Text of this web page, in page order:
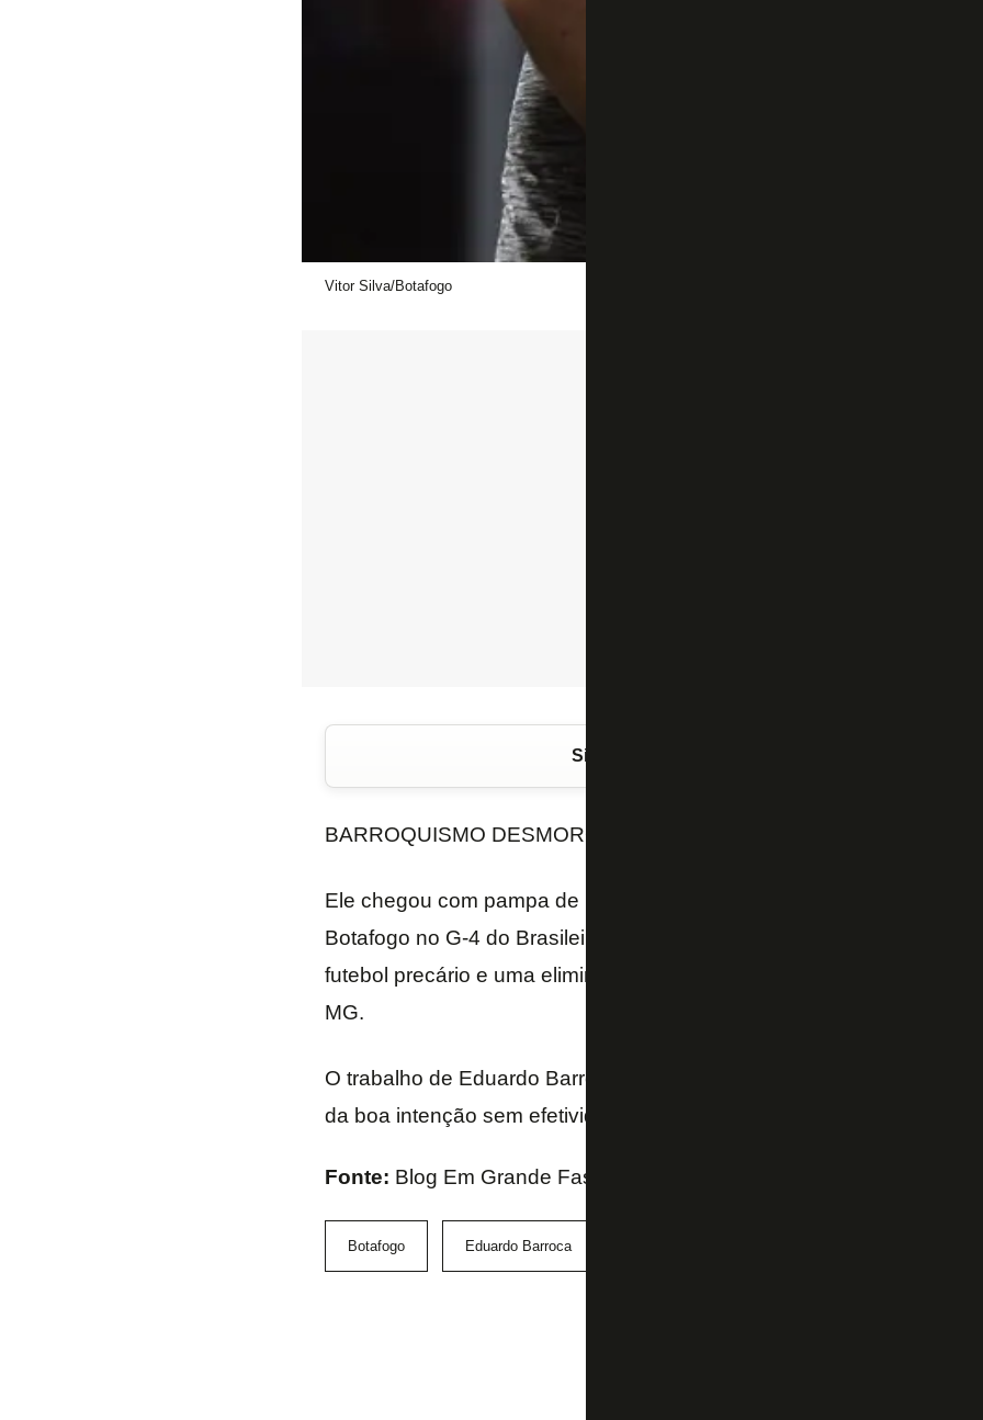
Vitor Silva/Botafogo
Siga o FogãoNET
BARROQUISMO DESMORONANDO
Ele chegou com pampa de modernidade e um novo futebol. Chegou
Botafogo no G-4 do Brasileiro. Mas, agora, já coleciona seis derrotas
futebol precário e uma eliminação sem ter feito sequer um golzinho
MG.
O trabalho de Eduardo Barroca parece ter ideias promissoras, mas
da boa intenção sem efetividade. Parece que a arte está
Fonte: Blog Em Grande Fase - Edilson Silva - O Dia Online
Botafogo Eduardo Barroca